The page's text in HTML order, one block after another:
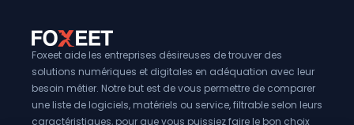
Foxeet aide les entreprises désireuses de trouver des
solutions numériques et digitales en adéquation avec leur
besoin métier. Notre but est de vous permettre de comparer
une liste de logiciels, matériels ou service, filtrable selon leurs
caractéristiques, pour que vous puissiez faire le bon choix